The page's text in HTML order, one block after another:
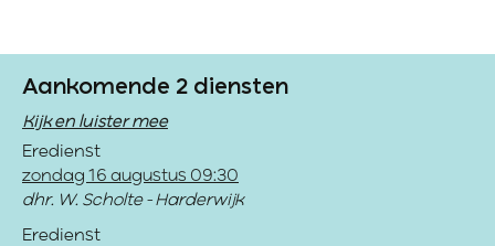
Aankomende 2 diensten
Kijk en luister mee
Eredienst
zondag 16 augustus 09:30
dhr. W. Scholte - Harderwijk
Eredienst